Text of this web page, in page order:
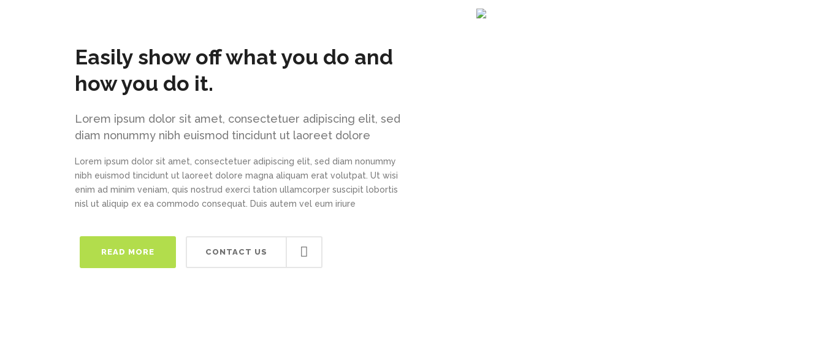
Easily show off what you do and
how you do it.
Lorem ipsum dolor sit amet, consectetuer adipiscing elit, sed
diam nonummy nibh euismod tincidunt ut laoreet dolore
Lorem ipsum dolor sit amet, consectetuer adipiscing elit, sed diam nonummy
nibh euismod tincidunt ut laoreet dolore magna aliquam erat volutpat. Ut wisi
enim ad minim veniam, quis nostrud exerci tation ullamcorper suscipit lobortis
nisl ut aliquip ex ea commodo consequat. Duis autem vel eum iriure
READ MORE CONTACT US